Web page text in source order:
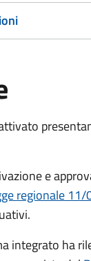
e
regionale
integrato ha